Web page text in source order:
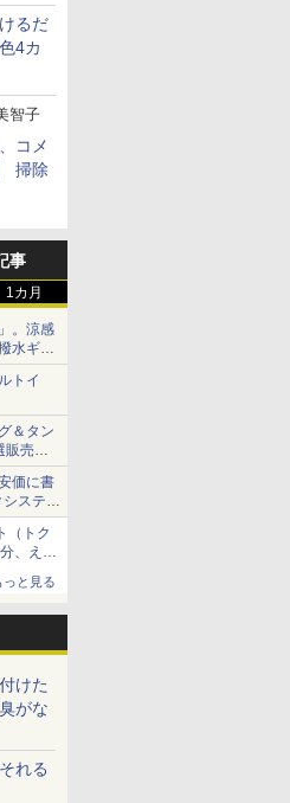
るだ
4カ
智子
コメ
掃除
事
1カ月
。涼感
水ギア
トイ
＆タン
販売の
価に書
ステ
（トク
、えき
っと見る
けた
がな
れる